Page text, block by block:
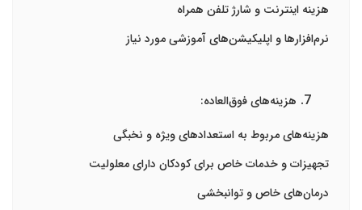
هزینه اینترنت و شارژ تلفن همراه
نرم‌افزارها و اپلیکیشن‌های آموزشی مورد نیاز
هزینه‌های فوق‌العاده:
هزینه‌های مربوط به استعدادهای ویژه و نخبگی
تجهیزات و خدمات خاص برای کودکان دارای معلولیت
درمان‌های خاص و توانبخشی